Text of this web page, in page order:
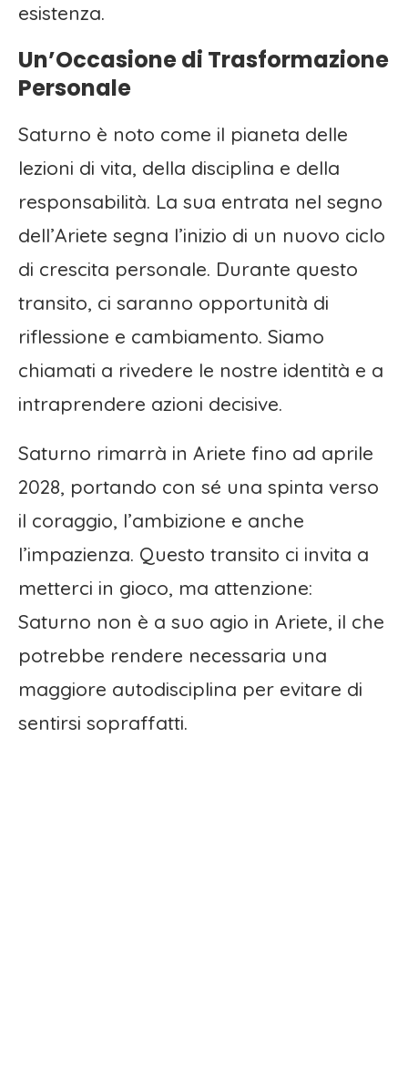
esistenza.
Un’Occasione di Trasformazione
Personale
Saturno è noto come il pianeta delle
lezioni di vita, della disciplina e della
responsabilità. La sua entrata nel segno
dell’Ariete segna l’inizio di un nuovo ciclo
di crescita personale. Durante questo
transito, ci saranno opportunità di
riflessione e cambiamento. Siamo
chiamati a rivedere le nostre identità e a
intraprendere azioni decisive.
Saturno rimarrà in Ariete fino ad aprile
2028, portando con sé una spinta verso
il coraggio, l’ambizione e anche
l’impazienza. Questo transito ci invita a
metterci in gioco, ma attenzione:
Saturno non è a suo agio in Ariete, il che
potrebbe rendere necessaria una
maggiore autodisciplina per evitare di
sentirsi sopraffatti.